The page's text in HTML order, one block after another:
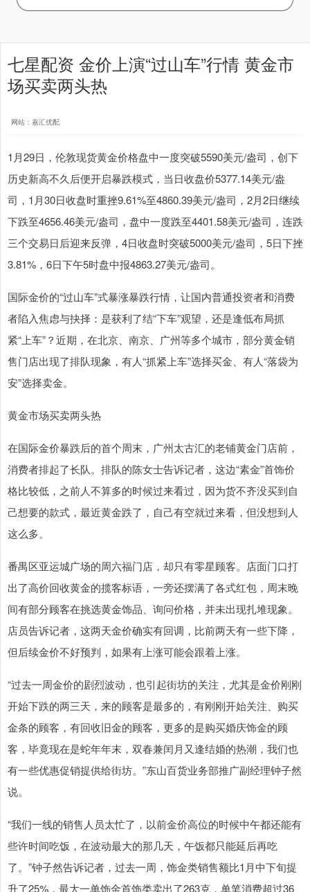
七星配资 金价上演“过山车”行情 黄金市
场买卖两头热
网站：嘉汇优配
1月29日，伦敦现货黄金价格盘中一度突破5590美元/盎司，创下
历史新高不久后便开启暴跌模式，当日收盘价5377.14美元/盎
司，1月30日收盘时重挫9.61%至4860.39美元/盎司，2月2日继续
下跌至4656.46美元/盎司，盘中一度跌至4401.58美元/盎司，连跌
三个交易日后迎来反弹，4日收盘时突破5000美元/盎司，5日下挫
3.81%，6日下午5时盘中报4863.27美元/盎司。
国际金价的“过山车”式暴涨暴跌行情，让国内普通投资者和消费
者陷入焦虑与抉择：是获利了结“下车”观望，还是逢低布局抓
紧“上车”？近期，在北京、南京、广州等多个城市，部分黄金销
售门店出现了排队现象，有人“抓紧上车”选择买金、有人“落袋为
安”选择卖金。
黄金市场买卖两头热
在国际金价暴跌后的首个周末，广州太古汇的老铺黄金门店前，
消费者排起了长队。排队的陈女士告诉记者，这边“素金”首饰价
格比较低，之前人不算多的时候过来看过，因为货不齐没买到自
己想要的款式，最近黄金跌了，自己有空就过来看，但没想到人
这么多。
番禺区亚运城广场的周六福门店，却只有零星顾客。店面门口打
出了高价回收黄金的揽客标语，一旁还摆满了各式红包，周末晚
间有部分顾客在挑选黄金饰品、询问价格，并未出现扎堆现象。
店员告诉记者，这两天金价确实有回调，比前两天有一些下降，
但后续金价不好预判，如果有上涨可能会跟着上涨。
“过去一周金价的剧烈波动，也引起街坊的关注，尤其是金价刚刚
开始下跌的两三天，来的顾客是最多的，有刚刚开始关注、购买
金条的顾客，有回收旧金的顾客，更多的是购买婚庆饰金的顾
客，毕竟现在是蛇年年末，双春兼闰月又逢结婚的热潮，我们也
有一些优惠促销提供给街坊。”东山百货业务部推广副经理钟子然
说。
“我们一线的销售人员太忙了，以前金价高位的时候中午都还能有
些许时间吃饭，在波动最大的那几天，午饭都只能延后再吃
了。”钟子然告诉记者，过去一周，饰金类销售额比1月中下旬提
升了25%，最大一单饰金首饰类卖出了263克，单笔消费超过36